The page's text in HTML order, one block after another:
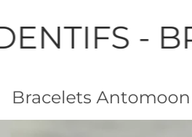
-
Bracelets Antomoon